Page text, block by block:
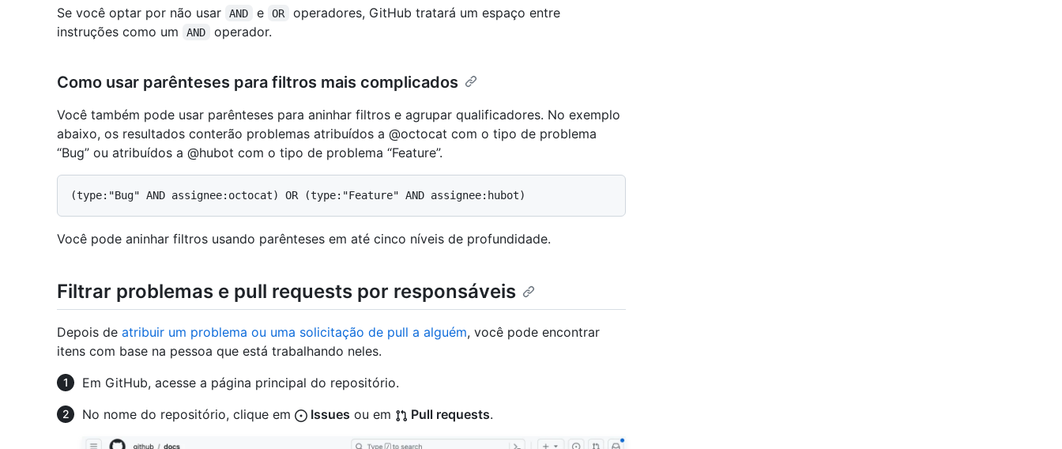
Se você optar por não usar AND e OR
operadores, GitHub tratará um espaço entre
instruções como um
AND operador.
Como usar parênteses para filtros mais complicados
Você também pode usar parênteses para aninhar filtros e agrupar qualificadores. No exemplo
abaixo, os resultados conterão problemas atribuídos a @octocat com o tipo de problema
“Bug” ou atribuídos a @hubot com o tipo de problema “Feature”.
Você pode aninhar filtros usando parênteses em até cinco níveis de profundidade.
Filtrar problemas e pull requests por responsáveis
Depois de atribuir um problema ou uma solicitação de pull a alguém, você pode encontrar
itens com base na pessoa que está trabalhando neles.
Em GitHub, acesse a página principal do repositório.
No nome do repositório, clique em
Issues ou em Pull requests.